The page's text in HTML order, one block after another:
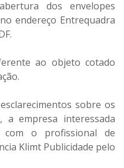
dos envelopes
endereço Entrequadra
ao objeto cotado
sobre os
a empresa interessada
o profissional de
Klimt Publicidade pelo